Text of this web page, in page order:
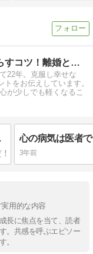
hsp40代主婦が豊かに暮らすコツ！離婚とうつ病克服後幸せ♪
22年。克服し幸せな
をお伝えしています。
が少しでも軽くなるこ
ろう
3年前
用的な内容
長に焦点を当て、読者
。共感を呼ぶエピソー
。